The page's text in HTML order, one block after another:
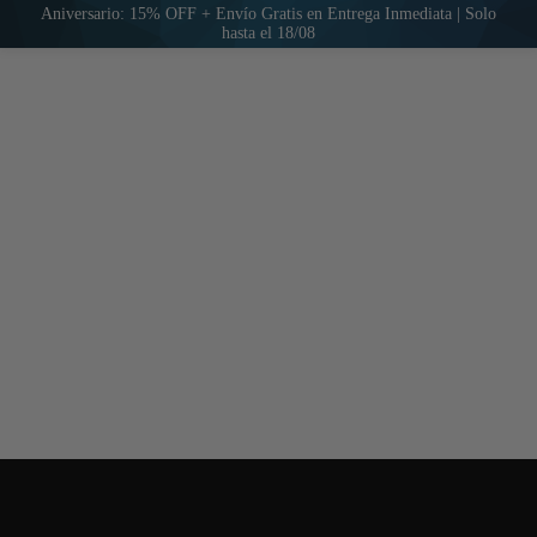
Aniversario: 15% OFF + Envío Gratis en Entrega Inmediata | Solo
hasta el 18/08